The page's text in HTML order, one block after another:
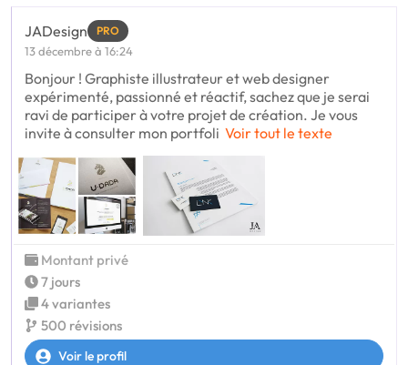
JADesign PRO
13 décembre à 16:24
Bonjour ! Graphiste illustrateur et web designer
expérimenté, passionné et réactif, sachez que je serai
ravi de participer à votre projet de création. Je vous
invite à consulter mon portfoli Voir tout le texte
Montant privé
7 jours
4 variantes
500 révisions
Voir le profil